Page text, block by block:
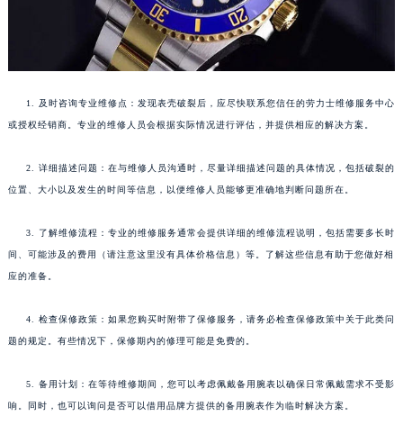
1. 及时咨询专业维修点：发现表壳破裂后，应尽快联系您信任的劳力士维修服务中心
或授权经销商。专业的维修人员会根据实际情况进行评估，并提供相应的解决方案。
2. 详细描述问题：在与维修人员沟通时，尽量详细描述问题的具体情况，包括破裂的
位置、大小以及发生的时间等信息，以便维修人员能够更准确地判断问题所在。
3. 了解维修流程：专业的维修服务通常会提供详细的维修流程说明，包括需要多长时
间、可能涉及的费用（请注意这里没有具体价格信息）等。了解这些信息有助于您做好相
应的准备。
4. 检查保修政策：如果您购买时附带了保修服务，请务必检查保修政策中关于此类问
题的规定。有些情况下，保修期内的修理可能是免费的。
5. 备用计划：在等待维修期间，您可以考虑佩戴备用腕表以确保日常佩戴需求不受影
响。同时，也可以询问是否可以借用品牌方提供的备用腕表作为临时解决方案。